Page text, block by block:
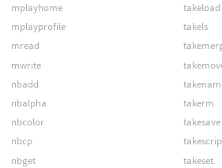
mplayhome
mplayprofile
mread
mwrite
nbadd
nbalpha
nbcolor
nbcp
nbget
takeload
takels
takerm
takesave
takeset